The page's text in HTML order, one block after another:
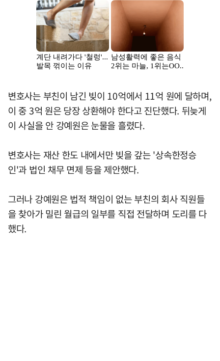
변호사는 부친이 남긴 빚이 10억에서 11억 원에 달하며,
이 중 3억 원은 당장 상환해야 한다고 진단했다. 뒤늦게
이 사실을 안 강예원은 눈물을 흘렸다.
변호사는 재산 한도 내에서만 빚을 갚는 '상속한정승
인'과 법인 채무 면제 등을 제안했다.
그러나 강예원은 법적 책임이 없는 부친의 회사 직원들
을 찾아가 밀린 월급의 일부를 직접 전달하며 도리를 다
했다.